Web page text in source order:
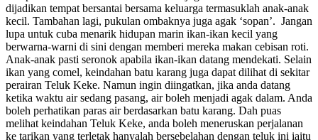
dijadikan tempat bersantai bersama keluarga termasuklah anak-anak
kecil. Tambahan lagi, pukulan ombaknya juga agak ‘sopan’. Jangan
lupa untuk cuba menarik hidupan marin ikan-ikan kecil yang
berwarna-warni di sini dengan memberi mereka makan cebisan roti.
Anak-anak pasti seronok apabila ikan-ikan datang mendekati. Selain
ikan yang comel, keindahan batu karang juga dapat dilihat di sekitar
perairan Teluk Keke. Namun ingin diingatkan, jika anda datang
ketika waktu air sedang pasang, air boleh menjadi agak dalam. Anda
boleh perhatikan paras air berdasarkan batu karang. Dah puas
melihat keindahan Teluk Keke, anda boleh meneruskan perjalanan
ke tarikan yang terletak hanyalah bersebelahan dengan teluk ini iaitu